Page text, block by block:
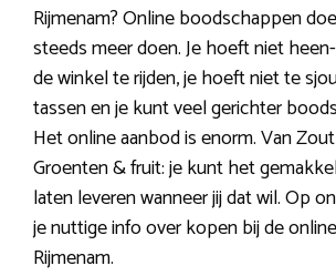
Rijmenam? Online boodschappen
steeds meer doen. Je hoeft niet
de winkel te rijden, je hoeft niet te
tassen en je kunt veel gerichter
Het online aanbod is enorm. Van
Groenten & fruit: je kunt het
laten leveren wanneer jij dat wil. Op
je nuttige info over kopen bij de
Rijmenam.